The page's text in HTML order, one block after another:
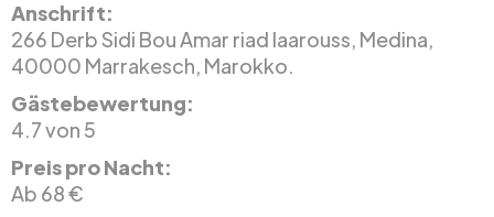
Anschrift:
266 Derb Sidi Bou Amar riad laarouss, Medina,
40000 Marrakesch, Marokko.
Gästebewertung:
4.7 von 5
Preis pro Nacht:
Ab 68 €